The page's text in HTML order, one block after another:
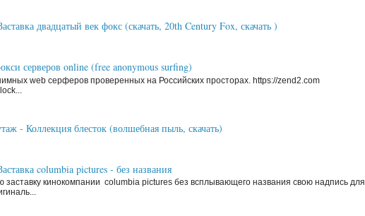
двадцатый век фокс (скачать, 20th Century Fox, скачать )
серверов online (free anonymous surfing)
web серферов проверенных на Российских просторах. https://zend2.com
- Коллекция блесток (волшебная пыль, скачать)
columbia pictures - без названия
заставку кинокомпании columbia pictures без всплывающего названия свою надпись для